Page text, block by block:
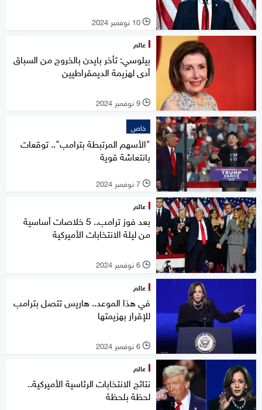
l 10 نوفمبر 2024
عالم
بيلوسي: تأخر بايدن بالخروج من السباق
أدى لهزيمة الديمقراطيين
l 9 نوفمبر 2024
خاص
"الأسهم المرتبطة بترامب".. توقعات
بانتعاشة قوية
l 7 نوفمبر 2024
عالم
بعد فوز ترامب.. 5 خلاصات أساسية
من ليلة الانتخابات الأميركية
l 6 نوفمبر 2024
عالم
في هذا الموعد.. هاريس تتصل بترامب
للإقرار بهزيمتها
l 6 نوفمبر 2024
عالم
نتائج الانتخابات الرئاسية الأميركية..
لحظة بلحظة